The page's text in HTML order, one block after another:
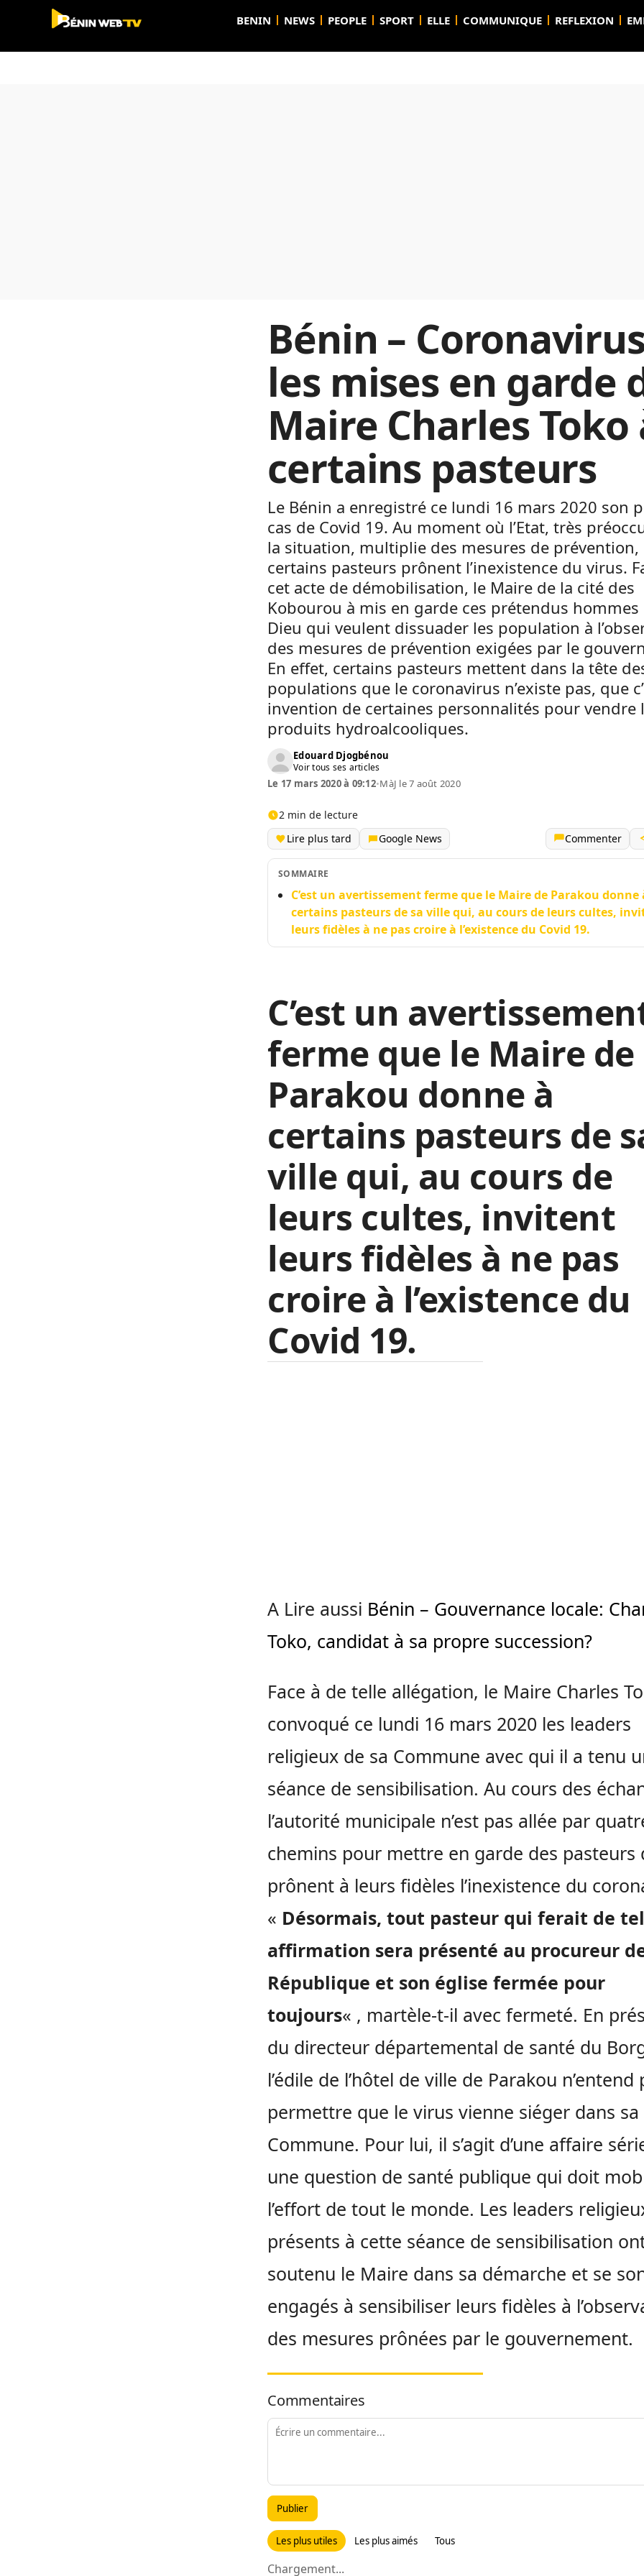
BENIN NEWS PEOPLE SPORT ELLE COMMUNIQUE REFLEXION
Bénin –
les mises en garde
Maire Charles Toko
certains pasteurs
Le Bénin a enregistré ce lundi 16 mars 2020 son
cas de Covid 19. Au moment où l’Etat, très
la situation, multiplie des mesures de prévention,
certains pasteurs prônent l’inexistence du virus.
cet acte de démobilisation, le Maire de la cité des
Kobourou à mis en garde ces prétendus hommes
Dieu qui veulent dissuader les population à
des mesures de prévention exigées par le
En effet, certains pasteurs mettent dans la tête
populations que le coronavirus n’existe pas, que
invention de certaines personnalités pour vendre
produits hydroalcooliques.
Edouard Djogbénou
Voir tous ses articles
Le 17 mars 2020 à 09:12•MàJ le 7 août 2020
2 min de lecture
Lire plus tard
Google News Commenter
SOMMAIRE
C’est un avertissement ferme que le Maire de Parakou donne
certains pasteurs de sa ville qui, au cours de leurs cultes,
leurs fidèles à ne pas croire à l’existence du Covid 19.
C’est un
ferme que le Maire de
Parakou donne à
certains pasteurs de
ville qui, au cours de
leurs cultes, invitent
leurs fidèles à ne pas
croire à l’existence du
Covid 19.
A Lire aussi Bénin – Gouvernance locale:
Toko, candidat à sa propre succession?
Face à de telle allégation, le Maire Charles
convoqué ce lundi 16 mars 2020 les leaders
religieux de sa Commune avec qui il a tenu
séance de sensibilisation. Au cours des
l’autorité municipale n’est pas allée par
chemins pour mettre en garde des pasteurs
prônent à leurs fidèles l’inexistence du
« Désormais, tout pasteur qui ferait de
affirmation sera présenté au procureur
République et son église fermée pour
toujours« , martèle-t-il avec fermeté. En
du directeur départemental de santé du
l’édile de l’hôtel de ville de Parakou n’entend
permettre que le virus vienne siéger dans sa
Commune. Pour lui, il s’agit d’une affaire
une question de santé publique qui doit
l’effort de tout le monde. Les leaders
présents à cette séance de sensibilisation
soutenu le Maire dans sa démarche et se
engagés à sensibiliser leurs fidèles à
des mesures prônées par le gouvernement.
Commentaires
Publier
Les plus utiles Les plus aimés Tous
Chargement...